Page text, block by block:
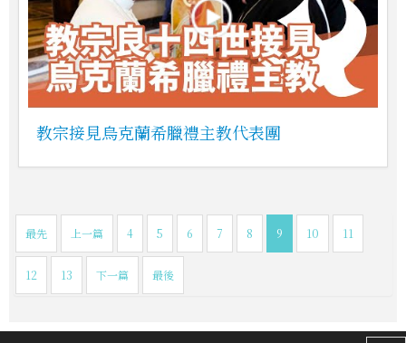
教宗接見烏克蘭希臘禮主教代表團
最先 上一篇 4 5 6 7 8 9 10 11
12 13 下一篇 最後